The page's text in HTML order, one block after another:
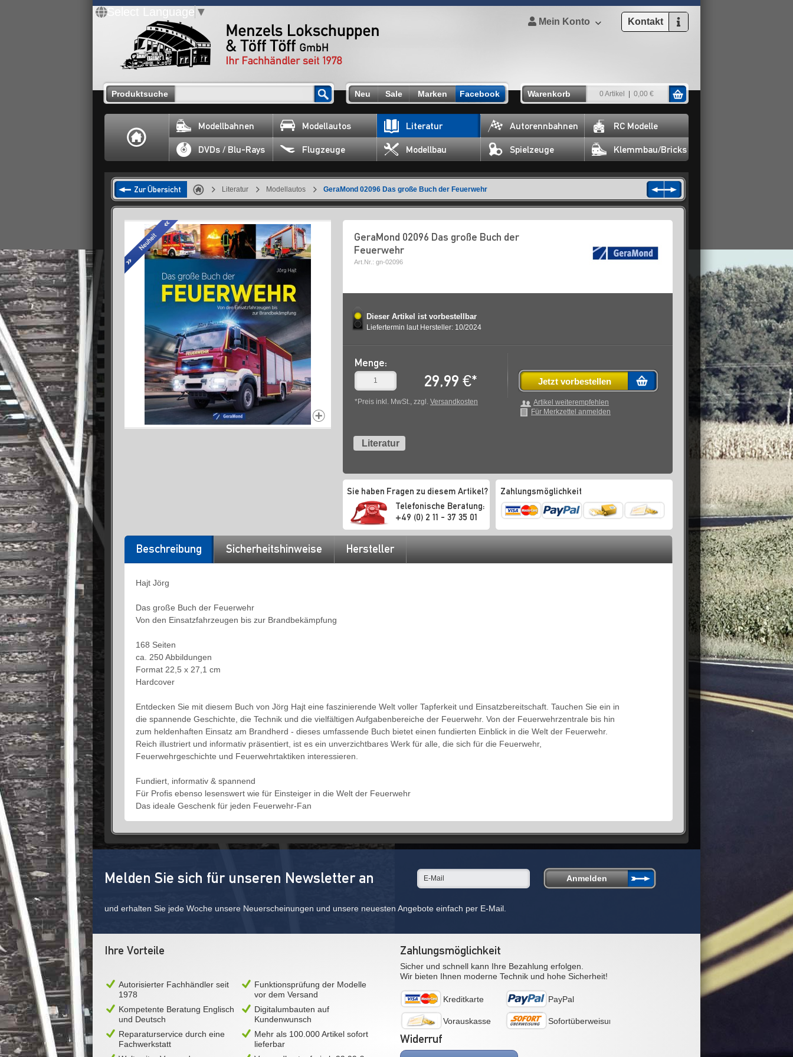
Select Language ▼
Mein Konto Kontakt
Produktsuche Neu Sale Marken Facebook Warenkorb 0 Artikel 0,00 €
Modellbahnen Modellautos Literatur Autorennbahnen RC Modelle
DVDs / Blu-Rays Flugzeuge Modellbau Spielzeuge Klemmbau/Bricks
Zur Übersicht Literatur Modellautos GeraMond 02096 Das große Buch der Feuerwehr
GeraMond 02096 Das große Buch der
Feuerwehr
Art.Nr.: gn-02096
Dieser Artikel ist vorbestellbar
Liefertermin laut Hersteller: 10/2024
Menge:
29,99 €*
*Preis inkl. MwSt., zzgl. Versandkosten
Jetzt vorbestellen
Artikel weiterempfehlen
Für Merkzettel anmelden
Literatur
Sie haben Fragen zu diesem Artikel?
Telefonische Beratung:
+49 (0) 2 11 - 37 35 01
Zahlungsmöglichkeit
Beschreibung Sicherheitshinweise Hersteller
Hajt Jörg
Das große Buch der Feuerwehr
Von den Einsatzfahrzeugen bis zur Brandbekämpfung
168 Seiten
ca. 250 Abbildungen
Format 22,5 x 27,1 cm
Hardcover
Entdecken Sie mit diesem Buch von Jörg Hajt eine faszinierende Welt voller Tapferkeit und Einsatzbereitschaft. Tauchen Sie ein in
die spannende Geschichte, die Technik und die vielfältigen Aufgabenbereiche der Feuerwehr. Von der Feuerwehrzentrale bis hin
zum heldenhaften Einsatz am Brandherd - dieses umfassende Buch bietet einen fundierten Einblick in die Welt der Feuerwehr.
Reich illustriert und informativ präsentiert, ist es ein unverzichtbares Werk für alle, die sich für die Feuerwehr,
Feuerwehrgeschichte und Feuerwehrtaktiken interessieren.
Fundiert, informativ & spannend
Für Profis ebenso lesenswert wie für Einsteiger in die Welt der Feuerwehr
Das ideale Geschenk für jeden Feuerwehr-Fan
Melden Sie sich für unseren Newsletter an
und erhalten Sie jede Woche unsere Neuerscheinungen und unsere neuesten Angebote einfach per E-Mail.
Ihre Vorteile
Autorisierter Fachhändler seit
1978
Funktionsprüfung der Modelle
vor dem Versand
Kompetente Beratung Englisch
und Deutsch
Digitalumbauten auf
Kundenwunsch
Reparaturservice durch eine
Fachwerkstatt
Mehr als 100.000 Artikel sofort
lieferbar
Zahlungsmöglichkeit
Sicher und schnell kann Ihre Bezahlung erfolgen.
Wir bieten Ihnen moderne Technik und hohe Sicherheit!
Kreditkarte PayPal
Vorauskasse Sofortüberweisung
Widerruf